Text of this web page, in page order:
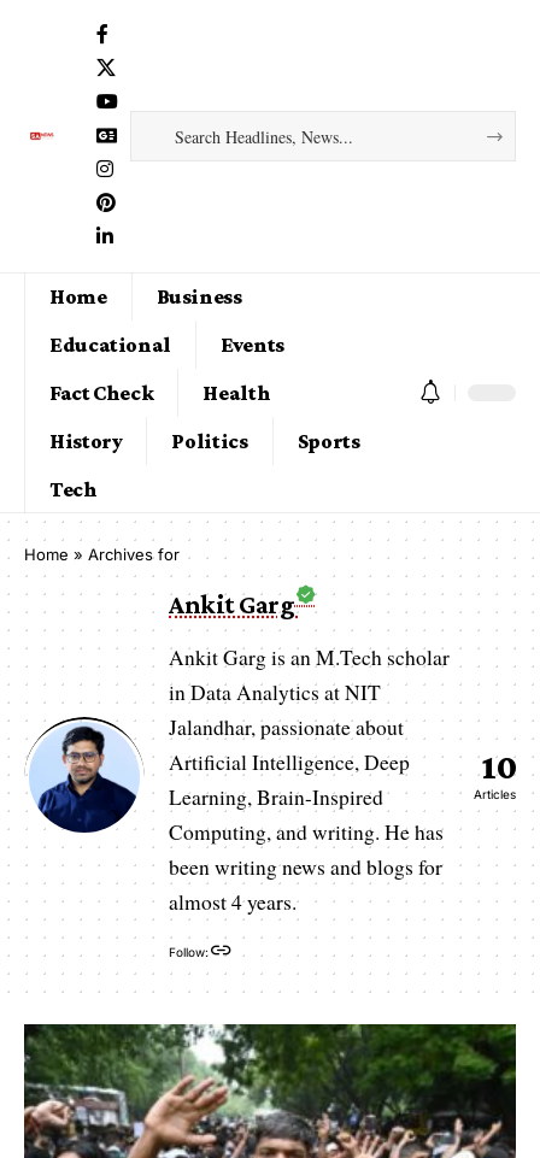
Home
Business
Educational
Events
Fact Check
Health
History
Politics
Sports
Tech
Home » Archives for
Ankit Garg
Ankit Garg is an M.Tech scholar
in Data Analytics at NIT
Jalandhar, passionate about
Artificial Intelligence, Deep
Learning, Brain-Inspired
Computing, and writing. He has
been writing news and blogs for
almost 4 years.
Follow:
10
Articles